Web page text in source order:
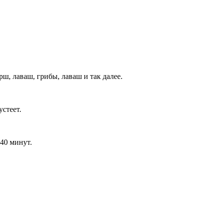
лаваш, грибы, лаваш и так далее.
минут.